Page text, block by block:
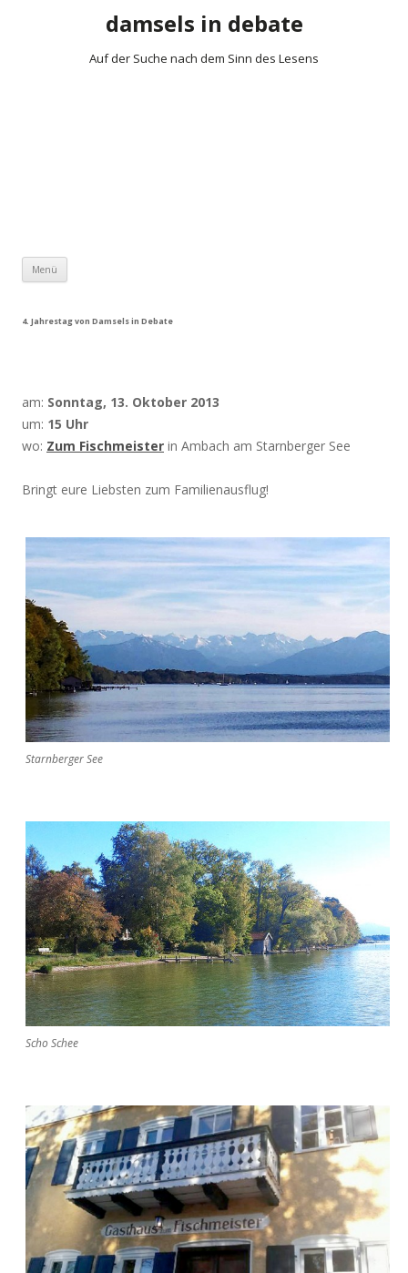
damsels in debate
Auf der Suche nach dem Sinn des Lesens
Menü
4. Jahrestag von Damsels in Debate
am: Sonntag, 13. Oktober 2013
um: 15 Uhr
wo: Zum Fischmeister in Ambach am Starnberger See
Bringt eure Liebsten zum Familienausflug!
Starnberger See
Scho Schee